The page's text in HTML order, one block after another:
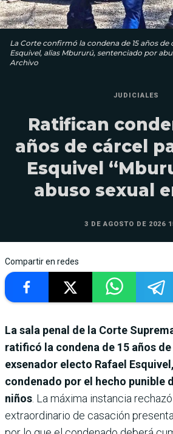
La Corte confirmó la condena de 15 años de
Esquivel, alias Mbururú, sentenciado por
Archivo
JUDICIALES
Ratifican
años de cárcel
Esquivel
abuso sexual
3 DE AGOSTO DE 2026
Compartir en redes
La sala penal de la Corte
ratificó la condena de 15 años de
exsenador electo Rafael
condenado por el hecho punible
niños . La máxima instancia
extraordinario de casación